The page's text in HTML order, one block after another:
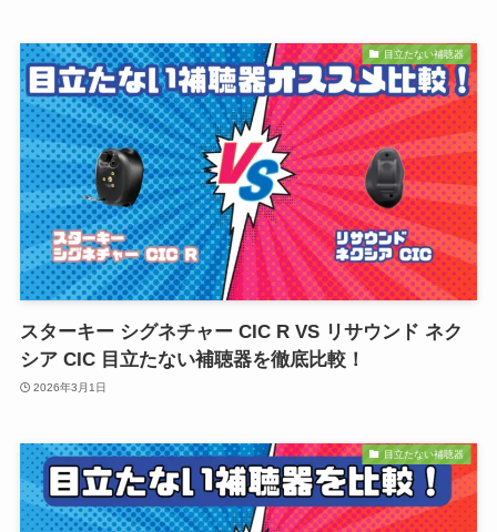
目立たない補聴器
スターキー シグネチャー CIC R VS リサウンド ネク
シア CIC 目立たない補聴器を徹底比較！
2026年3月1日
目立たない補聴器